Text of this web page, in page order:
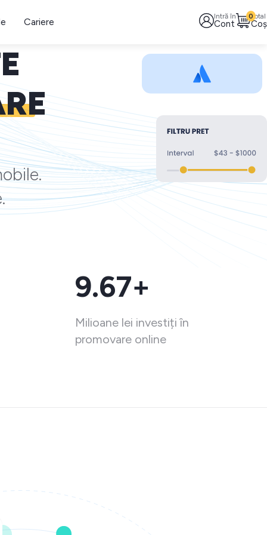
Cariere Intră în
Cont
Total
Coș
0
9.67+
Milioane lei investiți în
promovare online